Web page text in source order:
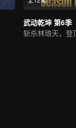
武动乾坤 第6季
斩杀林琅天，登